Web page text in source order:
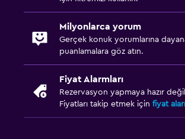
Milyonlarca yorum
Gerçek konuk yorumlarına
puanlamalara göz atın.
Fiyat Alarmları
Rezervasyon yapmaya hazır
Fiyatları takip etmek için fiyat